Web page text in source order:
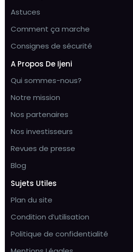
Astuces
Comment ça marche
Consignes de sécurité
A Propos De Ijeni
Qui sommes-nous?
Notre mission
Nos partenaires
Nos investisseurs
Revues de presse
Blog
Sujets Utiles
Plan du site
Condition d’utilisation
Politique de confidentialité